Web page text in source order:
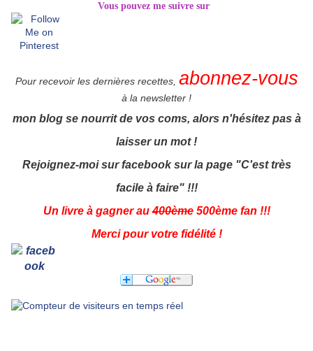
Vous pouvez me suivre sur
Pour recevoir les dernières recettes, abonnez-vous
à la newsletter !
mon blog se nourrit de vos coms, alors n'hésitez pas à
laisser un mot !
Rejoignez-moi sur facebook sur la page "C'est très
facile à faire" !!!
Un livre à gagner au400ème500ème fan !!!
Merci pour votre fidélité !